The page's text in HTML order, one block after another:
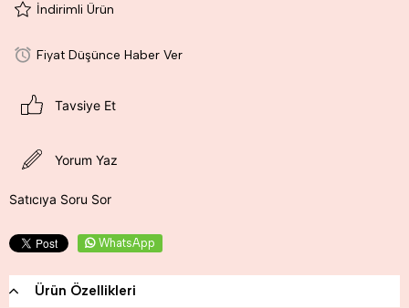
İndirimli Ürün
Fiyat Düşünce Haber Ver
Tavsiye Et
Yorum Yaz
Satıcıya Soru Sor
WhatsApp
Ürün Özellikleri